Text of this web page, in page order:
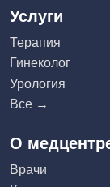
Услуги
Терапия
Гинеколог
Урология
Все →
О
Врачи